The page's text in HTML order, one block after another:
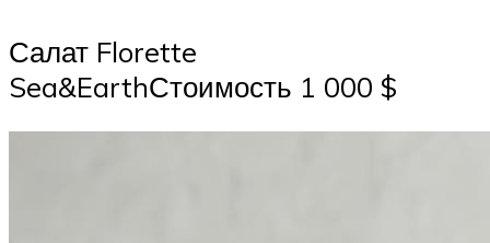
Салат Florette
Sea&EarthСтоимость 1 000 $